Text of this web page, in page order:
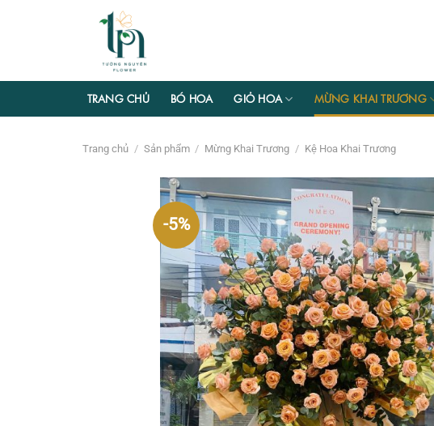
TRANG CHỦ BÓ HOA GIỎ HOA MỪNG KHAI TRƯƠNG
Trang chủ / Sản phẩm / Mừng Khai Trương / Kệ Hoa Khai Trương
-5%